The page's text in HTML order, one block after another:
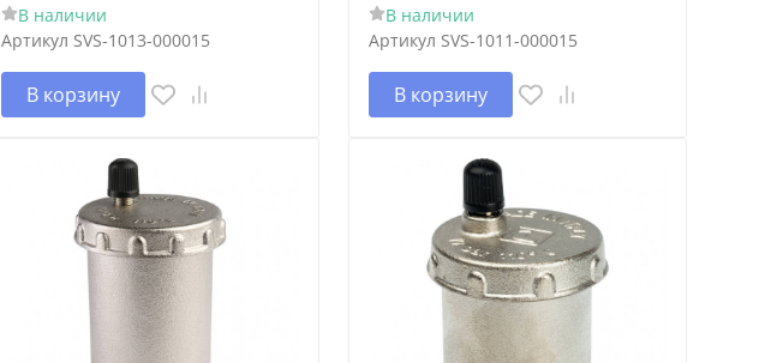
В наличии
Артикул SVS-1013-000015
В корзину
В наличии
Артикул SVS-1011-000015
В корзину